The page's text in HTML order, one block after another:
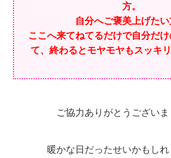
方。
自分へご褒美上げたい
ここへ来てねてるだけで自分だ
て、終わるとモヤモヤもスッキ
ご協力ありがとうございま
暖かな日だったせいかもしれ